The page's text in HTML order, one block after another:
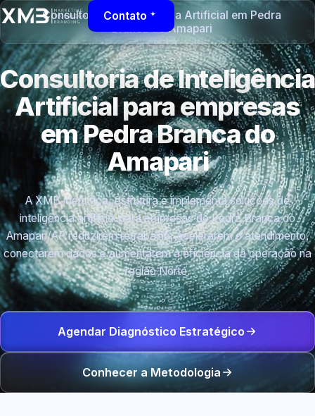
Contato
Consultoria de Inteligência Artificial em Pedra
Branca do Amapari
Consultoria de Inteligência
Artificial para empresas
em Pedra Branca do
Amapari
A XMB identifica, estrutura e implementa soluções de
inteligência artificial para empresas de Pedra Branca do
Amapari/AP reduzirem retrabalho, acelerarem o atendimento,
conectarem dados e aumentarem a eficiência da operação na
região Norte.
Agendar Diagnóstico Estratégico
Conhecer a Metodologia